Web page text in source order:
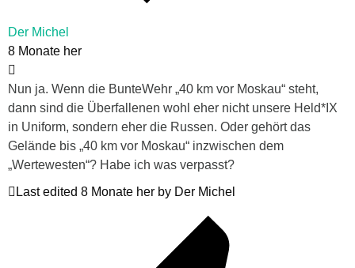
Der Michel
8 Monate her
Nun ja. Wenn die BunteWehr „40 km vor Moskau“ steht,
dann sind die Überfallenen wohl eher nicht unsere Held*IX
in Uniform, sondern eher die Russen. Oder gehört das
Gelände bis „40 km vor Moskau“ inzwischen dem
„Wertewesten“? Habe ich was verpasst?
Last edited 8 Monate her by Der Michel